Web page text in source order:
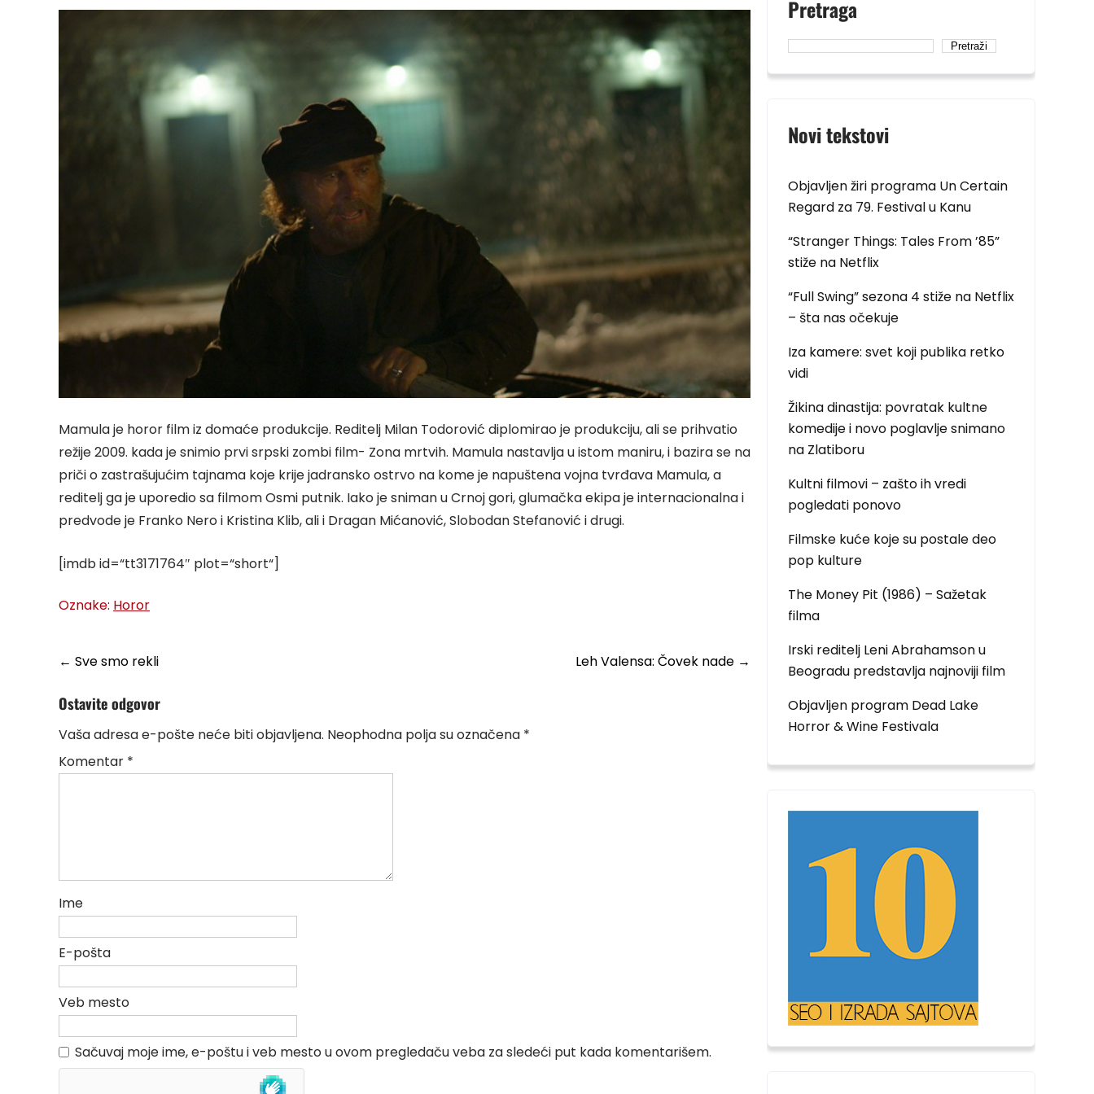
Mamula je horor film iz domaće produkcije. Reditelj Milan Todorović diplomirao je produkciju, ali se prihvatio
režije 2009. kada je snimio prvi srpski zombi film- Zona mrtvih. Mamula nastavlja u istom maniru, i bazira se na
priči o zastrašujućim tajnama koje krije jadransko ostrvo na kome je napuštena vojna tvrđava Mamula, a
reditelj ga je uporedio sa filmom Osmi putnik. Iako je sniman u Crnoj gori, glumačka ekipa je internacionalna i
predvode je Franko Nero i Kristina Klib, ali i Dragan Mićanović, Slobodan Stefanović i drugi.
[imdb id=“tt3171764″ plot=“short“]
Oznake: Horor
Post
navigation
← Sve smo rekli Leh Valensa: Čovek nade →
Ostavite odgovor
Vaša adresa e-pošte neće biti objavljena. Neophodna polja su označena *
Komentar *
Ime
E-pošta
Veb mesto
Sačuvaj moje ime, e-poštu i veb mesto u ovom pregledaču veba za sledeći put kada komentarišem.
Pretraga
Pretraži
Novi tekstovi
Objavljen žiri programa Un Certain
Regard za 79. Festival u Kanu
“Stranger Things: Tales From ’85”
stiže na Netflix
“Full Swing” sezona 4 stiže na Netflix
– šta nas očekuje
Iza kamere: svet koji publika retko
vidi
Žikina dinastija: povratak kultne
komedije i novo poglavlje snimano
na Zlatiboru
Kultni filmovi – zašto ih vredi
pogledati ponovo
Filmske kuće koje su postale deo
pop kulture
The Money Pit (1986) – Sažetak
filma
Irski reditelj Leni Abrahamson u
Beogradu predstavlja najnoviji film
Objavljen program Dead Lake
Horror & Wine Festivala